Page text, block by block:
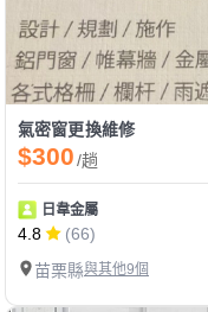
氣密窗更換維修
$300/趟
日韋金屬
4.8
(66)
苗栗縣與其他9個